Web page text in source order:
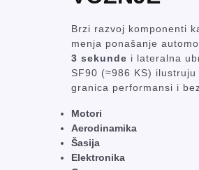
Brzi razvoj komponenti
menja ponašanje
3 sekunde i lateralna
SF90 (≈986 KS)
granica performansi i
Motori
Aerodinamika
Šasija
Elektronika